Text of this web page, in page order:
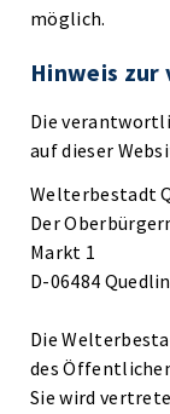
möglich.
Hinweis
Die
auf dieser
Welterbestadt
Der
Markt 1
D-06484
Die
des
Sie wird